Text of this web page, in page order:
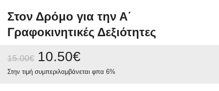
Στον Δρόμο για την Α΄
Γραφοκινητικές Δεξιότητες
15.00€ 10.50€
Στην τιμή συμπεριλαμβάνεται φπα 6%